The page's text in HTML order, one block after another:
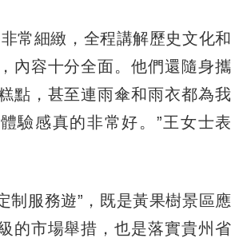
細緻，全程講解歷史文化和
內容十分全面。他們還隨身攜
點，甚至連雨傘和雨衣都為我
驗感真的非常好。”王女士表
服務遊”，既是黃果樹景區應
的市場舉措，也是落實貴州省